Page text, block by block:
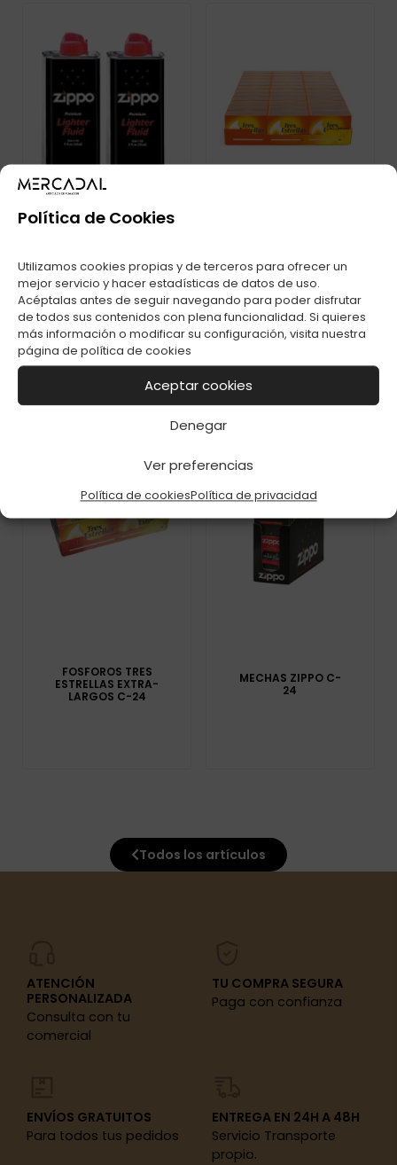
Política de Cookies
Utilizamos cookies propias y de terceros para ofrecer un
mejor servicio y hacer estadísticas de datos de uso.
Acéptalas antes de seguir navegando para poder disfrutar
de todos sus contenidos con plena funcionalidad. Si quieres
más información o modificar su configuración, visita nuestra
página de política de cookies
Aceptar cookies
Denegar
Ver preferencias
Política de cookiesPolítica de privacidad
GASOLINA ZIPPO C-
24
FOSFOROS TRES
ESTRELLAS COCINA
C-36
FOSFOROS TRES
ESTRELLAS EXTRA-
LARGOS C-24
MECHAS ZIPPO C-
24
Todos los artículos
ATENCIÓN
PERSONALIZADA
Consulta con tu
comercial
TU COMPRA SEGURA
Paga con confianza
ENVÍOS GRATUITOS
Para todos tus pedidos
ENTREGA EN 24H A 48H
Servicio Transporte
propio.